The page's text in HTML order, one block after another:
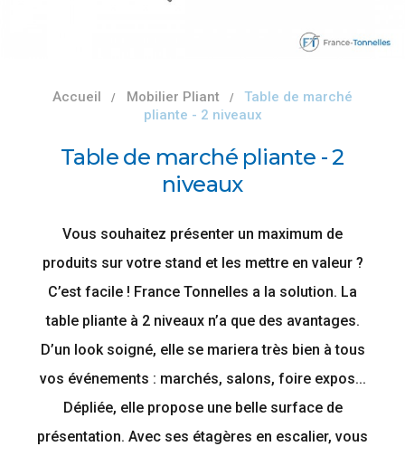
Accueil Mobilier Pliant
Table de marché
pliante - 2 niveaux
Table de marché pliante - 2
niveaux
Vous souhaitez présenter un maximum de
produits sur votre stand et les mettre en valeur ?
C’est facile ! France Tonnelles a la solution. La
table pliante à 2 niveaux n’a que des avantages.
D’un look soigné, elle se mariera très bien à tous
vos événements : marchés, salons, foire expos...
Dépliée, elle propose une belle surface de
présentation. Avec ses étagères en escalier, vous